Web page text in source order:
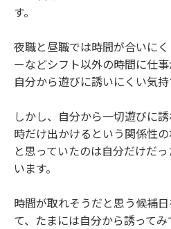
す。
夜職と昼職では時間が合いに
ーなどシフト以外の時間に仕事
自分から遊びに誘いにくい気持
しかし、自分から一切遊びに
時だけ出かけるという関係性
と思っていたのは自分だけだ
います。
時間が取れそうだと思う候補
て、たまには自分から誘ってみ